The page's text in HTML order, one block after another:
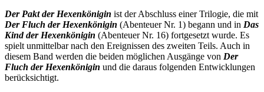
Der Pakt der Hexenkönigin ist der Abschluss einer Trilogie, die mit
Der Fluch der Hexenkönigin (Abenteuer Nr. 1) begann und in Das
Kind der Hexenkönigin (Abenteuer Nr. 16) fortgesetzt wurde. Es
spielt unmittelbar nach den Ereignissen des zweiten Teils. Auch in
diesem Band werden die beiden möglichen Ausgänge von Der
Fluch der Hexenkönigin und die daraus folgenden Entwicklungen
berücksichtigt.